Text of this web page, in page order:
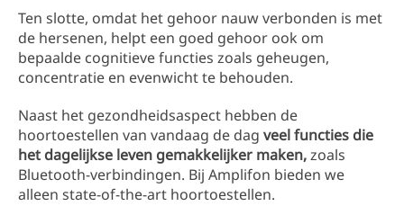
Ontdek meer
Ten slotte, omdat het gehoor nauw verbonden is met
de hersenen, helpt een goed gehoor ook om
bepaalde cognitieve functies zoals geheugen,
concentratie en evenwicht te behouden.
Naast het gezondheidsaspect hebben de
hoortoestellen van vandaag de dag veel functies die
het dagelijkse leven gemakkelijker maken,zoals
Bluetooth-verbindingen. Bij Amplifon bieden we
alleen state-of-the-art hoortoestellen.